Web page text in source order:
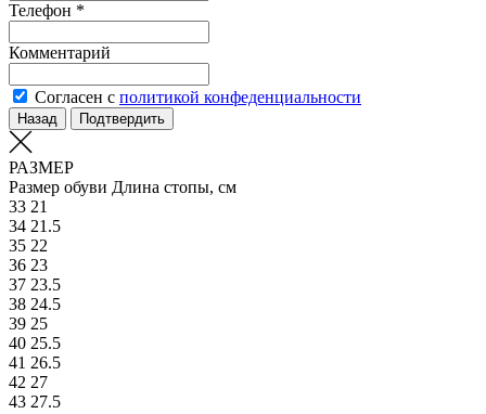
Телефон *
Комментарий
Согласен с политикой конфеденциальности
Назад Подтвердить
РАЗМЕР
Размер обуви Длина стопы, см
33 21
34 21.5
35 22
36 23
37 23.5
38 24.5
39 25
40 25.5
41 26.5
42 27
43 27.5